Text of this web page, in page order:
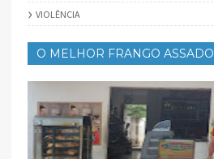
VIOLÊNCIA
O MELHOR FRANGO ASSADO